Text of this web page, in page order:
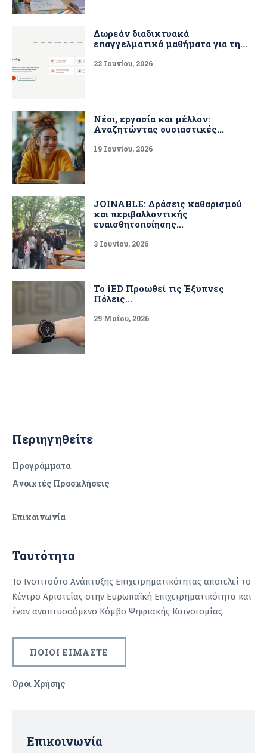
Δωρεάν διαδικτυακά
επαγγελματικά μαθήματα για τη...
22 Ιουνίου, 2026
Νέοι, εργασία και μέλλον:
Αναζητώντας ουσιαστικές...
19 Ιουνίου, 2026
JOINABLE: Δράσεις καθαρισμού
και περιβαλλοντικής
ευαισθητοποίησης...
3 Ιουνίου, 2026
Το iED Προωθεί τις Έξυπνες
Πόλεις...
29 Μαΐου, 2026
Περιηγηθείτε
Προγράμματα
Ανοιχτές Προσκλήσεις
Επικοινωνία
Ταυτότητα
Το Ινστιτούτο Ανάπτυξης Επιχειρηματικότητας αποτελεί το
Κέντρο Αριστείας στην Ευρωπαϊκή Επιχειρηματικότητα και
έναν αναπτυσσόμενο Κόμβο Ψηφιακής Καινοτομίας.
ΠΟΙΟΙ ΕΙΜΑΣΤΕ
Όροι Χρήσης
Επικοινωνία